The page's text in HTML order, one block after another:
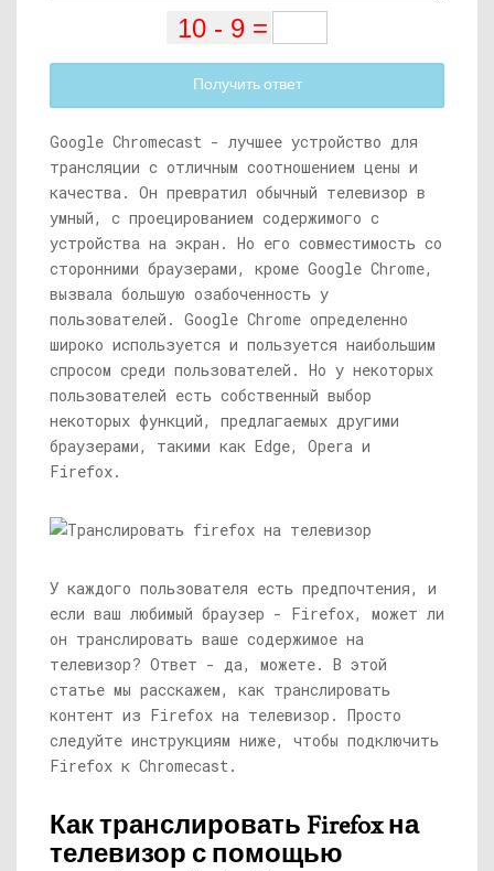
Получить ответ
Google Chromecast - лучшее устройство для
трансляции с отличным соотношением цены и
качества. Он превратил обычный телевизор в
умный, с проецированием содержимого с
устройства на экран. Но его совместимость со
сторонними браузерами, кроме Google Chrome,
вызвала большую озабоченность у
пользователей. Google Chrome определенно
широко используется и пользуется наибольшим
спросом среди пользователей. Но у некоторых
пользователей есть собственный выбор
некоторых функций, предлагаемых другими
браузерами, такими как Edge, Opera и
Firefox.
У каждого пользователя есть предпочтения, и
если ваш любимый браузер - Firefox, может ли
он транслировать ваше содержимое на
телевизор? Ответ - да, можете. В этой
статье мы расскажем, как транслировать
контент из Firefox на телевизор. Просто
следуйте инструкциям ниже, чтобы подключить
Firefox к Chromecast.
Как транслировать Firefox на
телевизор с помощью